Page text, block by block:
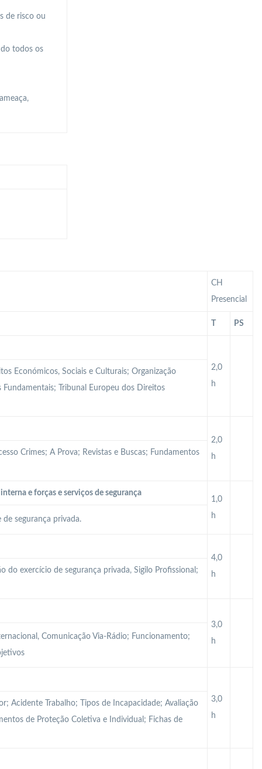
de risco ou
todos os
CH
Presencial
PS
2,0
h
Económicos, Sociais e Culturais; Organização
Tribunal Europeu dos Direitos
2,0
h
Crimes; A Prova; Revistas e Buscas; Fundamentos
e forças e serviços de segurança
1,0
h
segurança privada.
4,0
h
exercício de segurança privada, Sigilo Profissional;
3,0
h
Comunicação Via-Rádio; Funcionamento;
3,0
h
Acidente Trabalho; Tipos de Incapacidade; Avaliação
de Proteção Coletiva e Individual; Fichas de